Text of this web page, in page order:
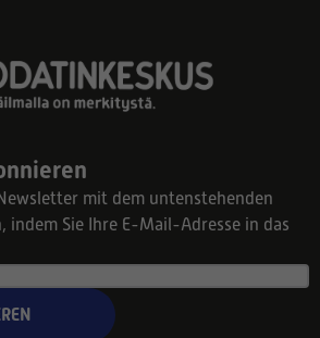
mit dem untenstehenden
indem Sie Ihre E-Mail-Adresse in das